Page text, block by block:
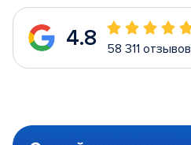
4.8 58 311 отзывов